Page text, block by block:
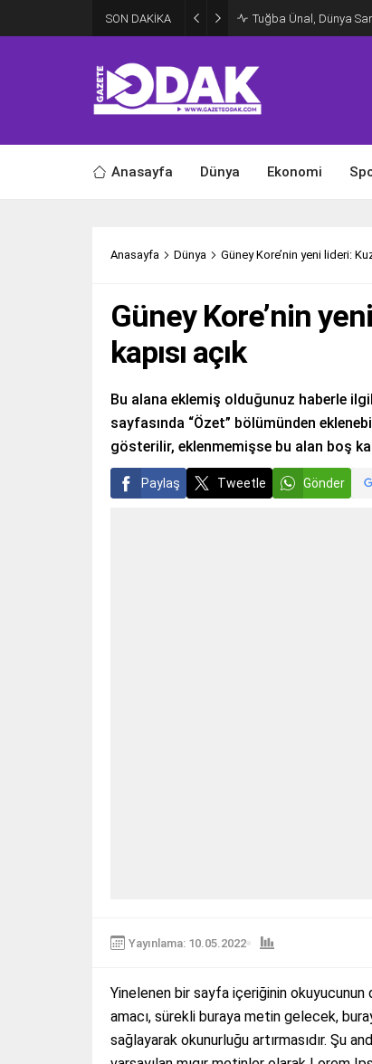
SON DAKİKA Tuğba Ünal, Dünya
Anasayfa Dünya Ekonomi
Anasayfa Dünya Güney Kore’nin yeni lideri:
Güney Kore’nin
kapısı açık
Bu alana eklemiş olduğunuz haberle
sayfasında “Özet” bölümünden
gösterilir, eklenmemişse bu alan boş
Paylaş Tweetle Gönder
Yayınlama: 10.05.2022
Yinelenen bir sayfa içeriğinin okuyucunun
amacı, sürekli buraya metin gelecek,
sağlayarak okunurluğu artırmasıdır. Şu